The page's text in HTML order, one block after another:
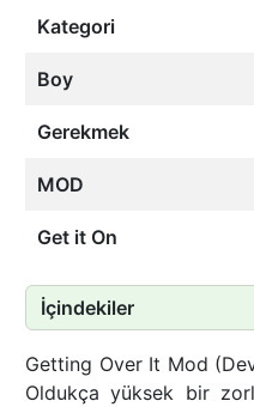
Kategori
Boy
Gerekmek
MOD
Get it On
İçindekiler
Getting Over It Mod
Oldukça yüksek bir